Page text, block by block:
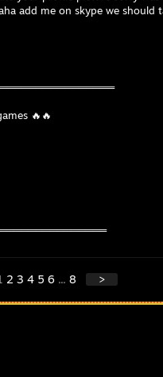
add me on skype we should
🔥🔥
2 3 4 5 6 ... 8 >